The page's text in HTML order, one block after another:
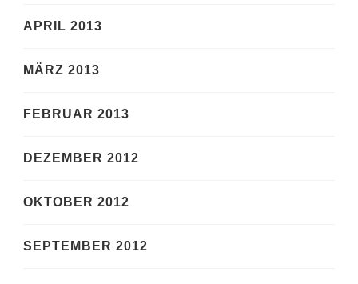
APRIL 2013
MÄRZ 2013
FEBRUAR 2013
DEZEMBER 2012
OKTOBER 2012
SEPTEMBER 2012